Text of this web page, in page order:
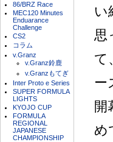
86/BRZ Race
MEC120 Minutes
Enduarance
Challenge
CS2
コラム
v.Granz
v.Granz鈴鹿
v.Granzもてぎ
Inter Proto e Series
SUPER FORMULA
LIGHTS
KYOJO CUP
FORMULA
REGIONAL
JAPANESE
CHAMPIONSHIP
い
思
て
ー
開
め